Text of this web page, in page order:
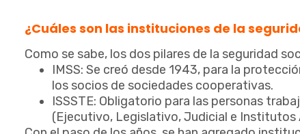
¿Cuáles son las instituciones de la
Como se sabe, los dos pilares de la seguridad
IMSS: Se creó desde 1943, para la
los socios de sociedades cooperativas.
ISSSTE: Obligatorio para las personas
(Ejecutivo, Legislativo, Judicial e Institutos